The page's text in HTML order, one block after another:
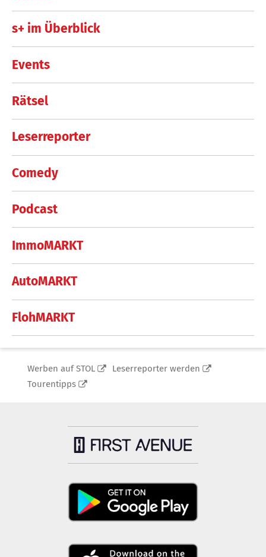
s+ im Überblick
Events
Rätsel
Leserreporter
Comedy
Podcast
ImmoMARKT
AutoMARKT
FlohMARKT
Werben auf STOL
Leserreporter werden
Tourentipps